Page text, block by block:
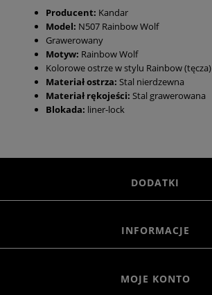
Producent: Kandar
Model: N507 Rainbow Wolf
Grawerowany
Motyw: Rainbow Wolf
Kolorowe ostrze w stylu Rainbow (tęcza)
Materiał ostrza: Stal nierdzewna
Materiał rękojeści: Stal grawerowana
Blokada: liner-lock
DODATKI
INFORMACJE
MOJE KONTO